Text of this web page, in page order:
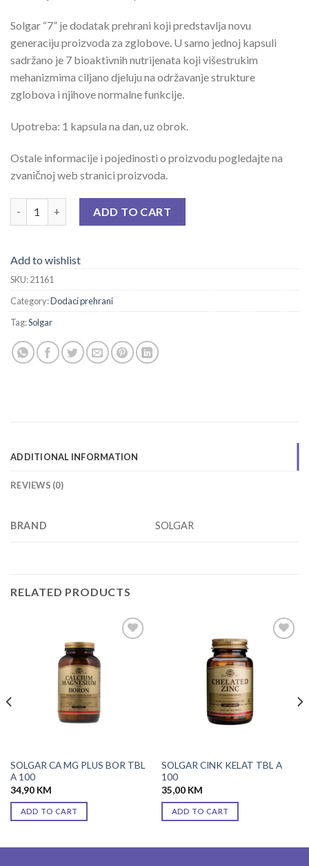
Solgar “7” je dodatak prehrani koji predstavlja novu
generaciju proizvoda za zglobove. U samo jednoj kapsuli
sadržano je 7 bioaktivnih nutrijenata koji višestrukim
mehanizmima ciljano djeluju na održavanje strukture
zglobova i njihove normalne funkcije.
Upotreba: 1 kapsula na dan, uz obrok.
Ostale informacije i pojedinosti o proizvodu pogledajte na
zvaničnoj web stranici proizvoda.
ADD TO CART
Add to wishlist
SKU:21161
Category:Dodaci prehrani
Tag:Solgar
ADDITIONAL INFORMATION
REVIEWS (0)
BRAND SOLGAR
RELATED PRODUCTS
SOLGAR CA MG PLUS BOR TBL
A 100
34,90 KM
ADD TO CART
SOLGAR CINK KELAT TBL A
100
35,00 KM
ADD TO CART